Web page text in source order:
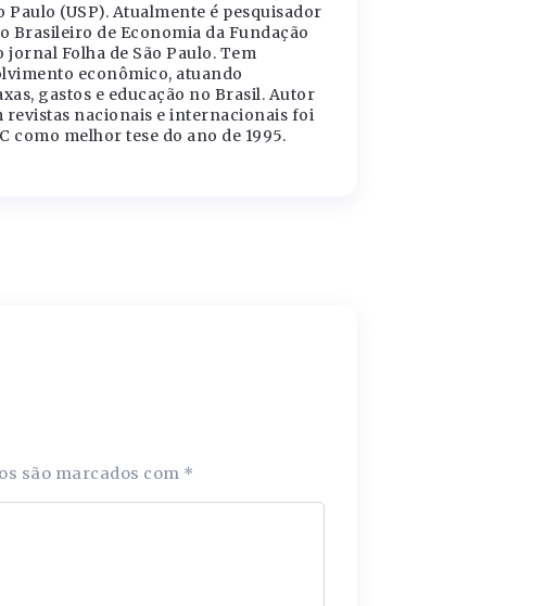
(USP). Atualmente é pesquisador
Brasileiro de Economia da Fundação
Folha de São Paulo. Tem
econômico, atuando
gastos e educação no Brasil. Autor
revistas nacionais e internacionais foi
como melhor tese do ano de 1995.
são marcados com *